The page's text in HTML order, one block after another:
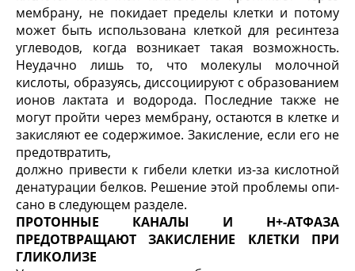
мембрану, не покидает пределы клетки и потому
может быть использована клеткой для ресинтеза
углеводов, когда возникает такая возможность.
Неудачно лишь то, что молекулы молочной
кислоты, образу­ясь, диссоциируют с образованием
ионов лактата и водорода. Последние также не
могут пройти через мембрану, остаются в клетке и
закисляют ее содер­жимое. Закисление, если его не
предотвратить,
должно привести к гибели клетки из-за кислотной
денатурации белков. Решение этой проблемы опи­
сано в следующем разделе.
ПРОТОННЫЕ КАНАЛЫ И Н+-АТФАЗА
ПРЕДОТВРАЩАЮТ ЗАКИСЛЕНИЕ КЛЕТКИ ПРИ
ГЛИКОЛИЗЕ